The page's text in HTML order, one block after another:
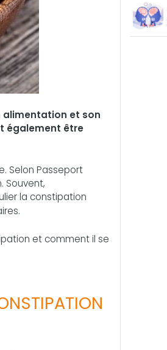
alimentation et son
également être
Selon Passeport
Souvent,
la constipation
et comment il se